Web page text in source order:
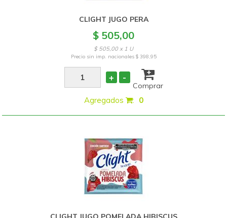
CLIGHT JUGO PERA
$ 505,00
$ 505,00 x 1 U
Precio sin imp. nacionales $ 398,95
+ -
Comprar
Agregados : 0